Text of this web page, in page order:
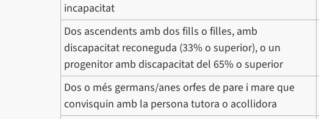
incapacitat
Dos ascendents amb dos fills o filles, amb
discapacitat reconeguda (33% o superior), o un
progenitor amb discapacitat del 65% o superior
Dos o més germans/anes orfes de pare i mare que
convisquin amb la persona tutora o acollidora